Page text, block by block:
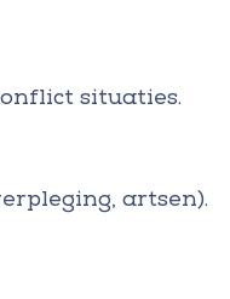
situaties.
artsen).